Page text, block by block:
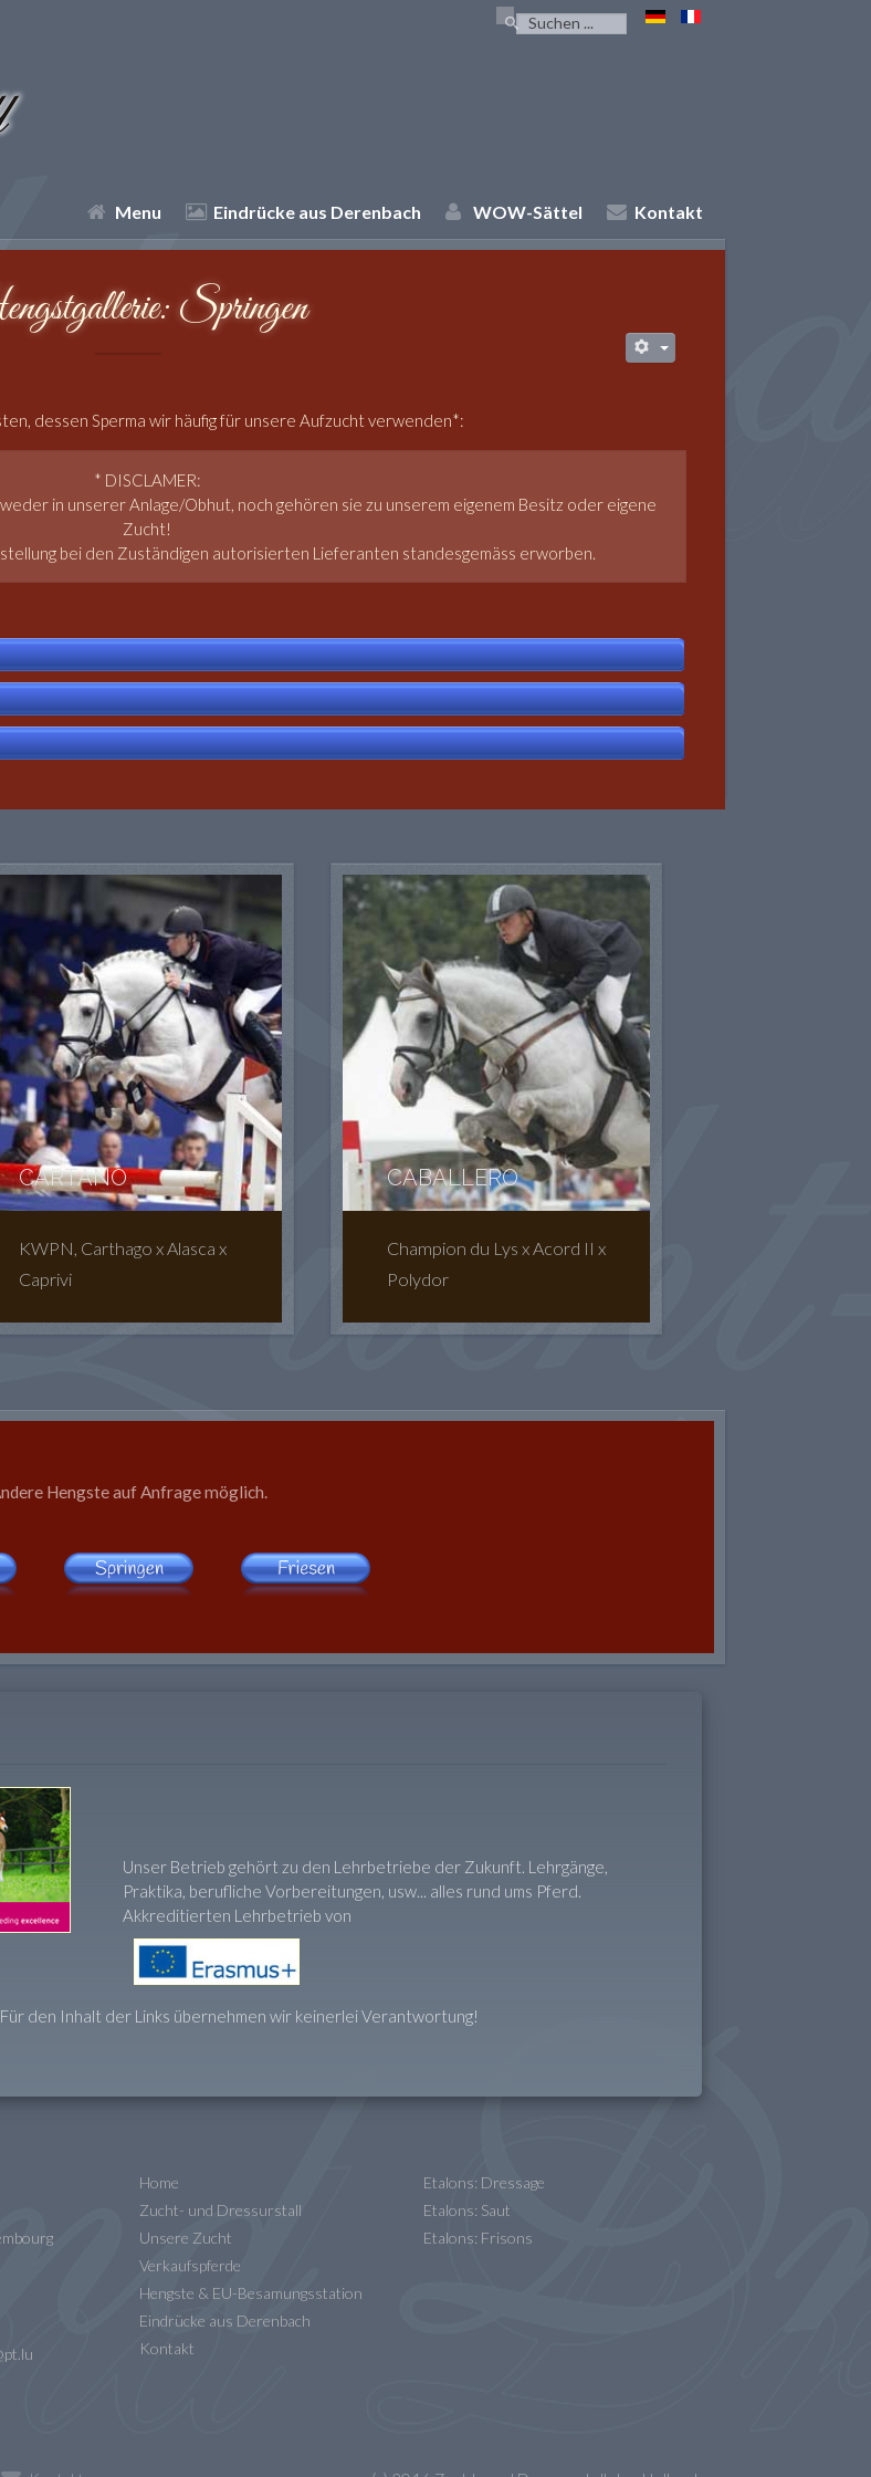
Suchen
...
Menu Eindrücke aus Derenbach WOW-Sättel Kontakt
Springen
dessen Sperma wir häufig für unsere Aufzucht verwenden*:
* DISCLAMER:
in unserer Anlage/Obhut, noch gehören sie zu unserem eigenem Besitz oder eigene
Zucht!
bei den Zuständigen autorisierten Lieferanten standesgemäss erworben.
CARTANO
KWPN, Carthago x Alasca x
Caprivi
CABALLERO
Champion du Lys x Acord II x
Polydor
Hengste auf Anfrage möglich.
Unser Betrieb gehört zu den Lehrbetriebe der Zukunft. Lehrgänge,
Praktika, berufliche Vorbereitungen, usw... alles rund ums Pferd.
Akkreditierten Lehrbetrieb von
Für den Inhalt der Links übernehmen wir keinerlei Verantwortung!
Home
Zucht- und Dressurstall
Unsere Zucht
Verkaufspferde
Hengste & EU-Besamungsstation
Eindrücke aus Derenbach
Kontakt
Etalons: Dressage
Etalons: Saut
Etalons: Frisons